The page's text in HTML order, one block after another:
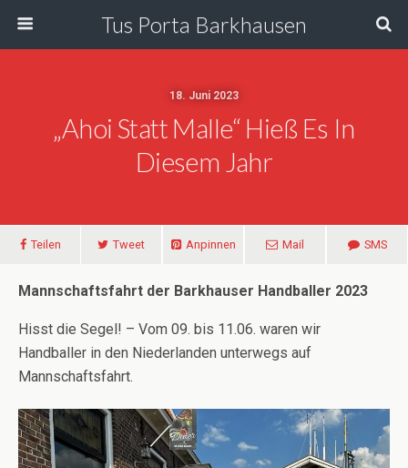
Tus Porta Barkhausen
18. Juni 2023
„Ahoi Statt Malle“ Hieß Es In
Diesem Jahr
Teilen Tweet Anpinnen Mail SMS
Mannschaftsfahrt der Barkhauser Handballer 2023
Hisst die Segel! – Vom 09. bis 11.06. waren wir
Handballer in den Niederlanden unterwegs auf
Mannschaftsfahrt.